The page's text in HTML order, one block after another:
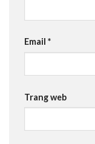
Email *
Trang web